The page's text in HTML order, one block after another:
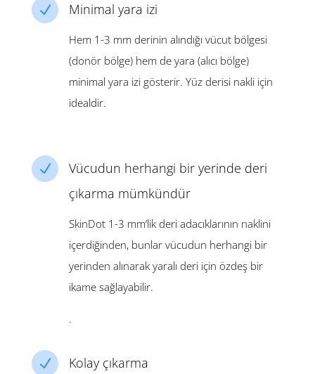
N Minimal yara izi
Hem 1-3 mm derinin alındığı vücut bölgesi
(donör bölge) hem de yara (alıcı bölge)
minimal yara izi gösterir. Yüz derisi nakli için
idealdir.
N
Vücudun herhangi bir yerinde deri
çıkarma mümkündür
SkinDot 1-3 mm’lik deri adacıklarının naklini
içerdiğinden, bunlar vücudun herhangi bir
yerinden alınarak yaralı deri için özdeş bir
ikame sağlayabilir.
.
N Kolay çıkarma